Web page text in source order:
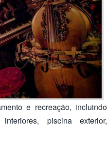
e recreação, incluindo
piscina exterior,